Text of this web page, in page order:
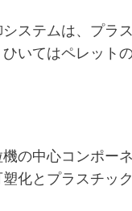
ステムは、プラ
いてはペレット
の中心コンポー
化とプラスチッ